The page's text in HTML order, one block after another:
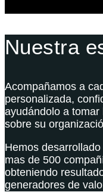
Nuestra
Acompañamos a
personalizada,
ayudándolo a
sobre su
Hemos
mas de 500
obteniendo
generadores de